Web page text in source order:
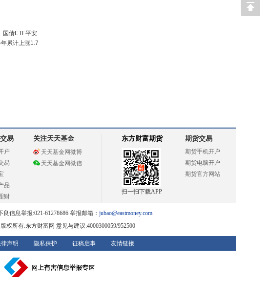
国债ETF平安
累计上涨1.7
易
户
易
品
财
关注天天基金
天天基金网微博
天天基金网微信
东方财富期货
扫一扫下载APP
期货交易
期货手机开户
期货电脑开户
期货官方网站
信息举报:021-61278686 举报邮箱： jubao@eastmoney.com
权所有:东方财富网 意见与建议:4000300059/952500
声明 隐私保护 征稿启事 友情链接